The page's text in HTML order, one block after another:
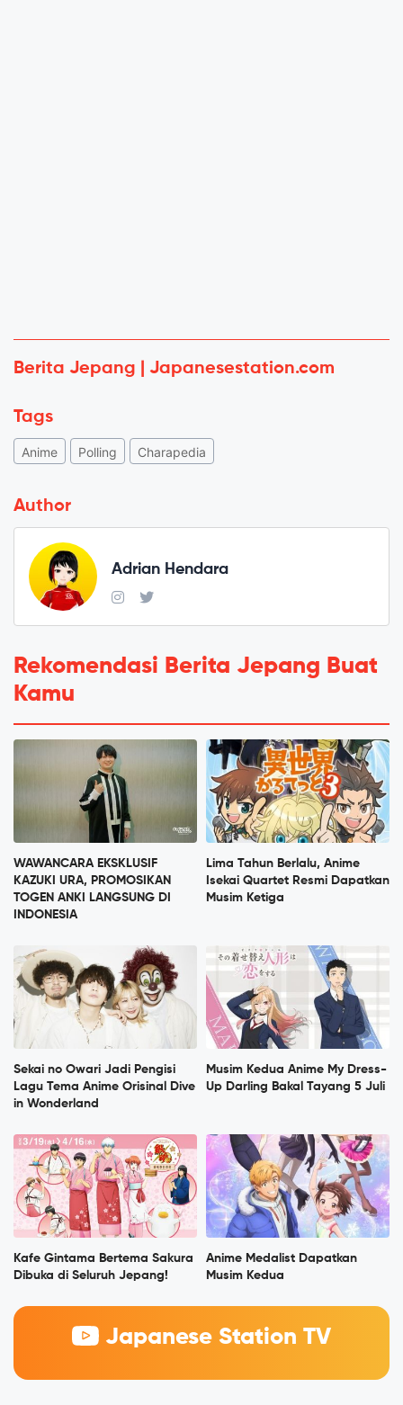
Berita Jepang | Japanesestation.com
Tags
Anime Polling Charapedia
Author
Adrian Hendara
Rekomendasi Berita Jepang Buat
Kamu
WAWANCARA EKSKLUSIF
KAZUKI URA, PROMOSIKAN
TOGEN ANKI LANGSUNG DI
INDONESIA
Lima Tahun Berlalu, Anime
Isekai Quartet Resmi Dapatkan
Musim Ketiga
Sekai no Owari Jadi Pengisi
Lagu Tema Anime Orisinal Dive
in Wonderland
Musim Kedua Anime My Dress-
Up Darling Bakal Tayang 5 Juli
Kafe Gintama Bertema Sakura
Dibuka di Seluruh Jepang!
Anime Medalist Dapatkan
Musim Kedua
Japanese Station TV